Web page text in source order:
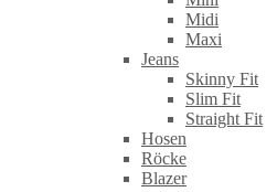
Midi
Maxi
Jeans
Skinny Fit
Slim Fit
Straight Fit
Hosen
Röcke
Blazer